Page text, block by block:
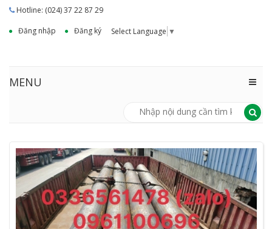
Hotline: (024) 37 22 87 29
Đăng nhập
Đăng ký Select Language ▼
MENU